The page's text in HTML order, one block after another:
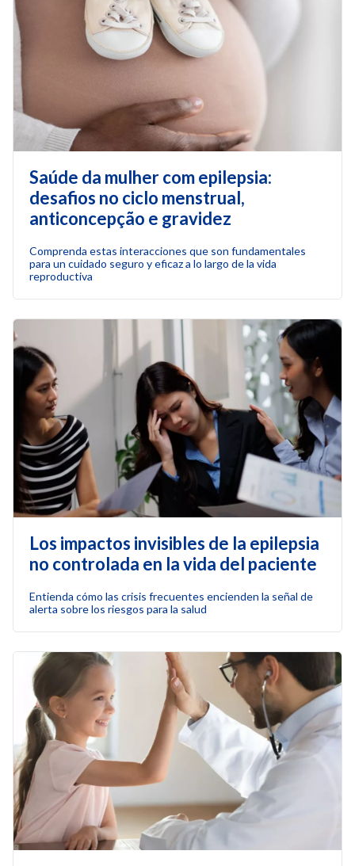
Saúde da mulher com epilepsia:
desafios no ciclo menstrual,
anticoncepção e gravidez
Comprenda estas interacciones que son fundamentales
para un cuidado seguro y eficaz a lo largo de la vida
reproductiva
Los impactos invisibles de la epilepsia
no controlada en la vida del paciente
Entienda cómo las crisis frecuentes encienden la señal de
alerta sobre los riesgos para la salud